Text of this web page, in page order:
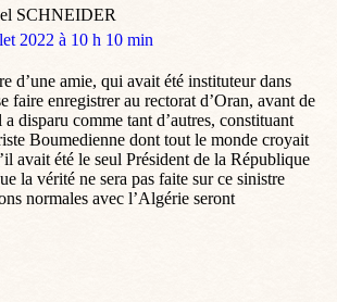
SCHNEIDER
2022 à 10 h 10 min
d’une amie, qui avait été instituteur dans
faire enregistrer au rectorat d’Oran, avant de
disparu comme tant d’autres, constituant
Boumedienne dont tout le monde croyait
avait été le seul Président de la République
la vérité ne sera pas faite sur ce sinistre
normales avec l’Algérie seront